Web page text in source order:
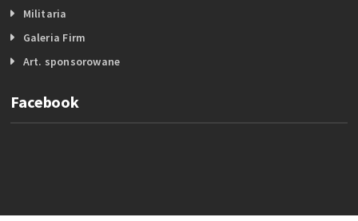
Militaria
Galeria Firm
Art. sponsorowane
Facebook